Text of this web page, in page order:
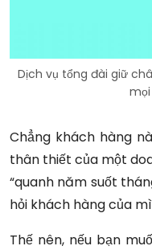
Dịch vụ tổng đài giữ
Chẳng khách hàng
thân thiết của một
“quanh năm suốt
hỏi khách hàng của
Thế nên, nếu bạn